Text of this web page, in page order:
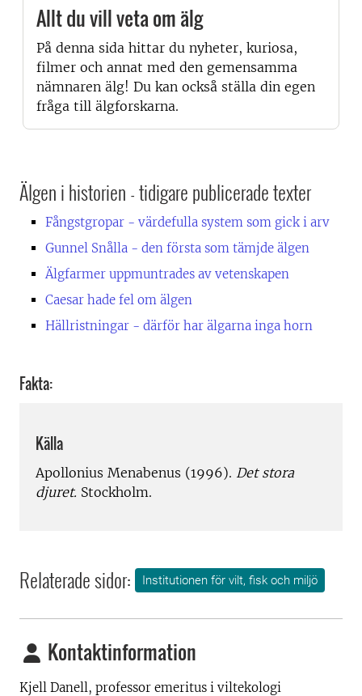
Allt du vill veta om älg
På denna sida hittar du nyheter, kuriosa,
filmer och annat med den gemensamma
nämnaren älg! Du kan också ställa din egen
fråga till älgforskarna.
Älgen i historien - tidigare publicerade texter
Fångstgropar - värdefulla system som gick i arv
Gunnel Snålla - den första som tämjde älgen
Älgfarmer uppmuntrades av vetenskapen
Caesar hade fel om älgen
Hällristningar - därför har älgarna inga horn
Fakta:
Källa
Apollonius Menabenus (1996). Det stora
djuret. Stockholm.
Relaterade sidor: Institutionen för vilt, fisk och miljö
Kontaktinformation
Kjell Danell, professor emeritus i viltekologi